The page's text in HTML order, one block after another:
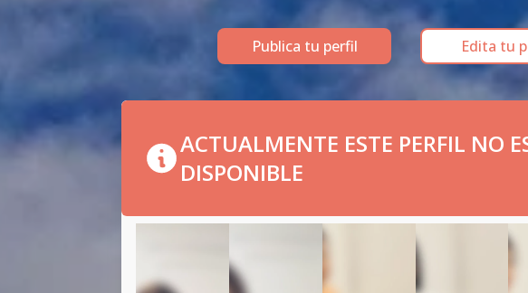
Publica tu perfil Edita tu
ACTUALMENTE ESTE PERFIL NO
DISPONIBLE